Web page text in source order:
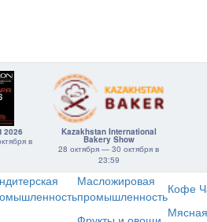
в
Kazakhstan International
Bakery Show
28 октября — 30 октября в
23:59
Масложировая
промышленностьКофе
Мясная